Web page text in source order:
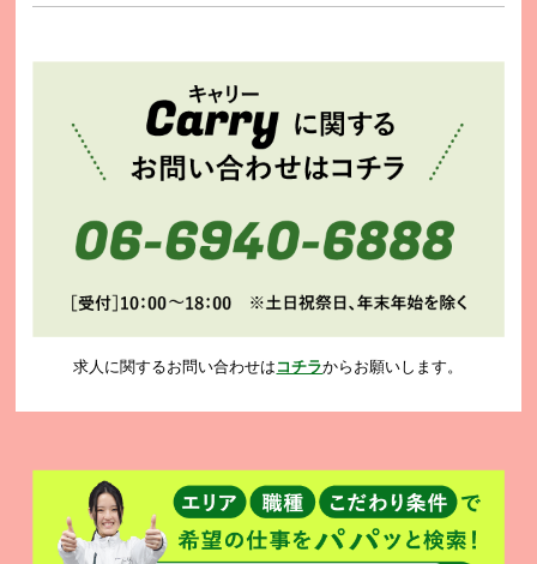
求人に関するお問い合わせは コチラからお願いします。